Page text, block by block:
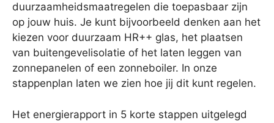
duurzaamheidsmaatregelen die toepasbaar zijn
op jouw huis. Je kunt bijvoorbeeld denken aan het
kiezen voor duurzaam HR++ glas, het plaatsen
van buitengevelisolatie of het laten leggen van
zonnepanelen of een zonneboiler. In onze
stappenplan laten we zien hoe jij dit kunt regelen.
Het energierapport in 5 korte stappen uitgelegd